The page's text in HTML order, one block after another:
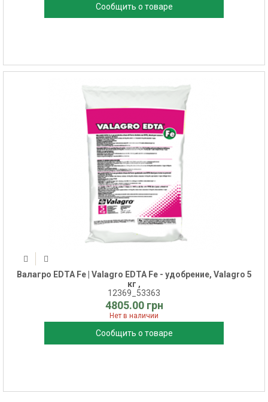
Сообщить о товаре
Валагро EDTA Fe | Valagro EDTA Fe - удобрение, Valagro 5
кг ,
12369_53363
4805.00 грн
Нет в наличии
Сообщить о товаре